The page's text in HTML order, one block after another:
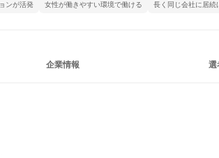
ンが活発 女性が働きやすい環境で働ける 長く同じ会社に居続
企業情報 選